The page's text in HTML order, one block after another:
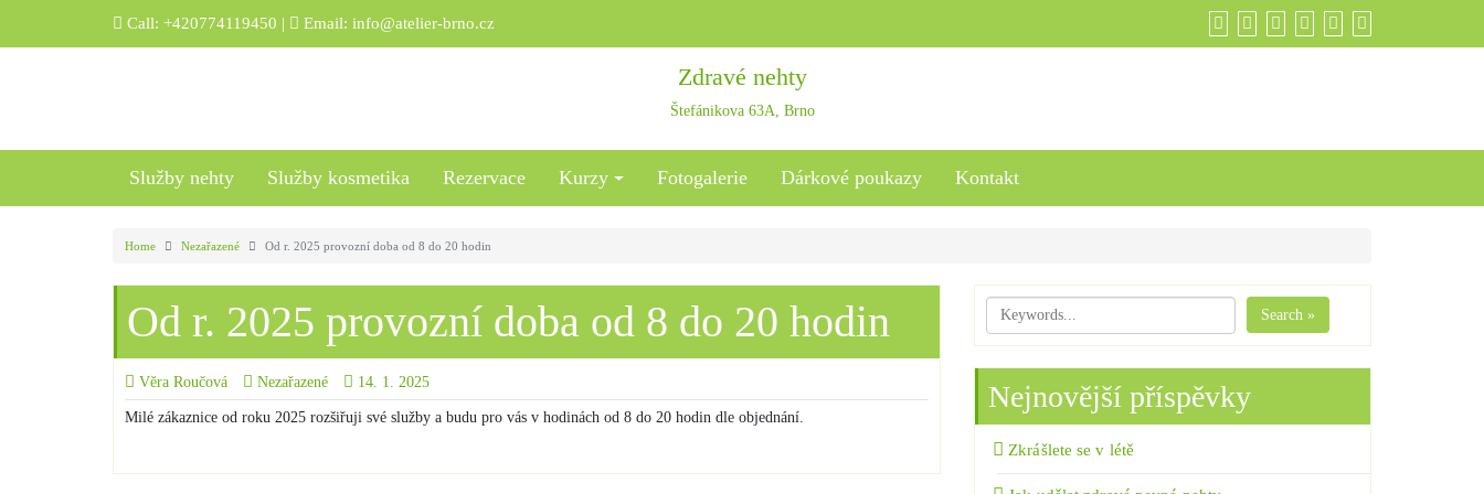
Call: +420774119450 | Email: info@atelier-brno.cz
Zdravé nehty
Štefánikova 63A, Brno
Služby nehty Služby kosmetika Rezervace Kurzy Fotogalerie Dárkové poukazy Kontakt
Home Nezařazené Od r. 2025 provozní doba od 8 do 20 hodin
Od r. 2025 provozní doba od 8 do 20 hodin
Věra Roučová Nezařazené 14. 1. 2025
Milé zákaznice od roku 2025 rozšiřuji své služby a budu pro vás v hodinách od 8 do 20 hodin dle objednání.
Search »
Nejnovější příspěvky
Zkrášlete se v létě